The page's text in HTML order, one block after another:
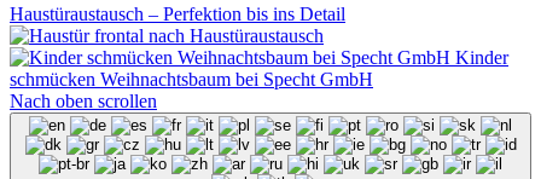
Haustüraustausch – Perfektion bis ins Detail
Kinder
schmücken Weihnachtsbaum bei Specht GmbH
Nach oben scrollen